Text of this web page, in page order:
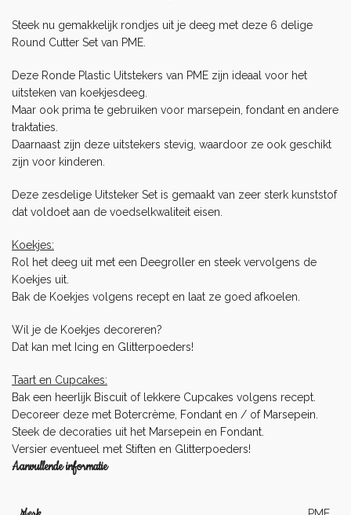
Steek nu gemakkelijk rondjes uit je deeg met deze 6 delige
Round Cutter Set van PME.
Deze Ronde Plastic Uitstekers van PME zijn ideaal voor het
uitsteken van koekjesdeeg.
Maar ook prima te gebruiken voor marsepein, fondant en andere
traktaties.
Daarnaast zijn deze uitstekers stevig, waardoor ze ook geschikt
zijn voor kinderen.
Deze zesdelige Uitsteker Set is gemaakt van zeer sterk kunststof
dat voldoet aan de voedselkwaliteit eisen.
Koekjes:
Rol het deeg uit met een Deegroller en steek vervolgens de
Koekjes uit.
Bak de Koekjes volgens recept en laat ze goed afkoelen.
Wil je de Koekjes decoreren?
Dat kan met Icing en Glitterpoeders!
Taart en Cupcakes:
Bak een heerlijk Biscuit of lekkere Cupcakes volgens recept.
Decoreer deze met Botercrème Fondant en / of Marsepein
Steek de decoraties uit het Marsepein en Fondant
Versier eventueel met Stiften en Glitterpoeders!
Aanvullende informatie